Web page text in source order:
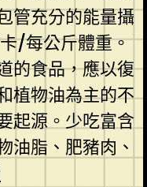
管充分的能量攝
/每公斤體重。
的食品，應以復
植物油為主的不
起源。少吃富含
油脂、肥豬肉、